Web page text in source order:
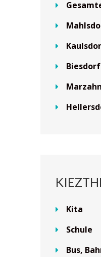
Biesdorf
Marzahn
Kita
Schule
Bus,